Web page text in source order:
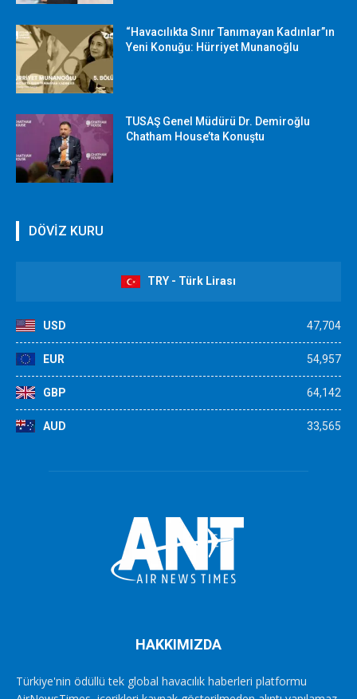
“Havacılıkta Sınır Tanımayan Kadınlar”ın
Yeni Konuğu: Hürriyet Munanoğlu
TUSAŞ Genel Müdürü Dr. Demiroğlu
Chatham House’ta Konuştu
DÖVİZ KURU
TRY - Türk Lirası
USD 47,704
EUR 54,957
GBP 64,142
AUD 33,565
HAKKIMIZDA
Türkiye'nin ödüllü tek global havacılık haberleri platformu